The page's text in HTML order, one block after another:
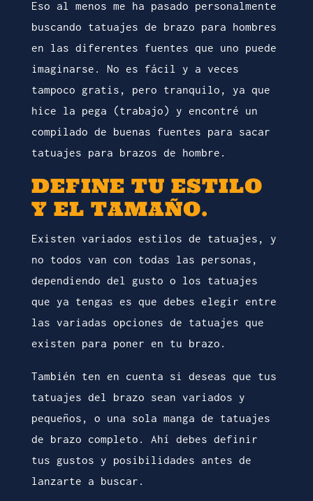
Eso al menos me ha pasado personalmente
buscando tatuajes de brazo para hombres
en las diferentes fuentes que uno puede
imaginarse. No es fácil y a veces
tampoco gratis, pero tranquilo, ya que
hice la pega (trabajo) y encontré un
compilado de buenas fuentes para sacar
tatuajes para brazos de hombre.
DEFINE TU ESTILO
Y EL TAMAÑO.
Existen variados estilos de tatuajes, y
no todos van con todas las personas,
dependiendo del gusto o los tatuajes
que ya tengas es que debes elegir entre
las variadas opciones de tatuajes que
existen para poner en tu brazo.
También ten en cuenta si deseas que tus
tatuajes del brazo sean variados y
pequeños, o una sola manga de tatuajes
de brazo completo. Ahí debes definir
tus gustos y posibilidades antes de
lanzarte a buscar.